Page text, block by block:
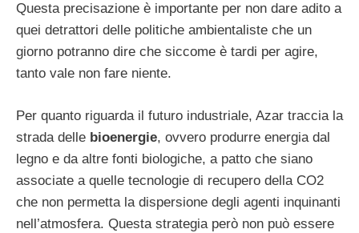
Questa precisazione è importante per non dare adito a
quei detrattori delle politiche ambientaliste che un
giorno potranno dire che siccome è tardi per agire,
tanto vale non fare niente.
Per quanto riguarda il futuro industriale, Azar traccia la
strada delle bioenergie, ovvero produrre energia dal
legno e da altre fonti biologiche, a patto che siano
associate a quelle tecnologie di recupero della CO2
che non permetta la dispersione degli agenti inquinanti
nell’atmosfera. Questa strategia però non può essere